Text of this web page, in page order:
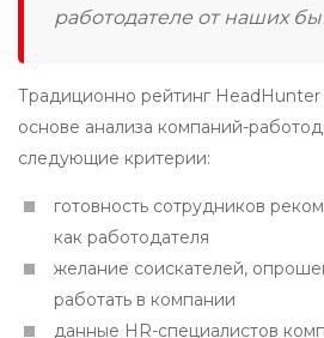
работодателе от наших
Традиционно рейтинг HeadHunter
основе анализа компаний-
следующие критерии:
готовность сотрудников
как работодателя
желание соискателей,
работать в компании
данные HR-специалистов